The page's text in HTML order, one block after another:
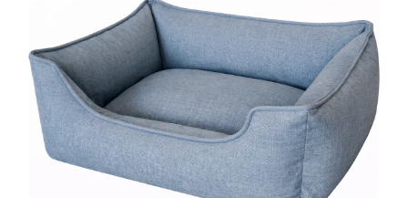
Descanso
Super Ofertas